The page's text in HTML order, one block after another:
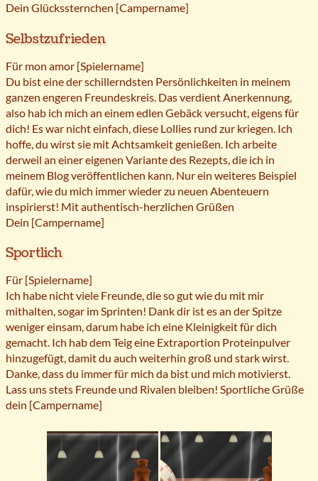
Dein Glückssternchen [Campername]
Selbstzufrieden
Für mon amor [Spielername]
Du bist eine der schillerndsten Persönlichkeiten in meinem
ganzen engeren Freundeskreis. Das verdient Anerkennung,
also hab ich mich an einem edlen Gebäck versucht, eigens für
dich! Es war nicht einfach, diese Lollies rund zur kriegen. Ich
hoffe, du wirst sie mit Achtsamkeit genießen. Ich arbeite
derweil an einer eigenen Variante des Rezepts, die ich in
meinem Blog veröffentlichen kann. Nur ein weiteres Beispiel
dafür, wie du mich immer wieder zu neuen Abenteuern
inspirierst! Mit authentisch-herzlichen Grüßen
Dein [Campername]
Sportlich
Für [Spielername]
Ich habe nicht viele Freunde, die so gut wie du mit mir
mithalten, sogar im Sprinten! Dank dir ist es an der Spitze
weniger einsam, darum habe ich eine Kleinigkeit für dich
gemacht. Ich hab dem Teig eine Extraportion Proteinpulver
hinzugefügt, damit du auch weiterhin groß und stark wirst.
Danke, dass du immer für mich da bist und mich motivierst.
Lass uns stets Freunde und Rivalen bleiben! Sportliche Grüße
dein [Campername]